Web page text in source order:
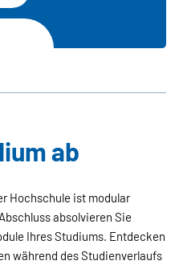
ab
Hochschule ist modular
absolvieren Sie
Ihres Studiums. Entdecken
während des Studienverlaufs